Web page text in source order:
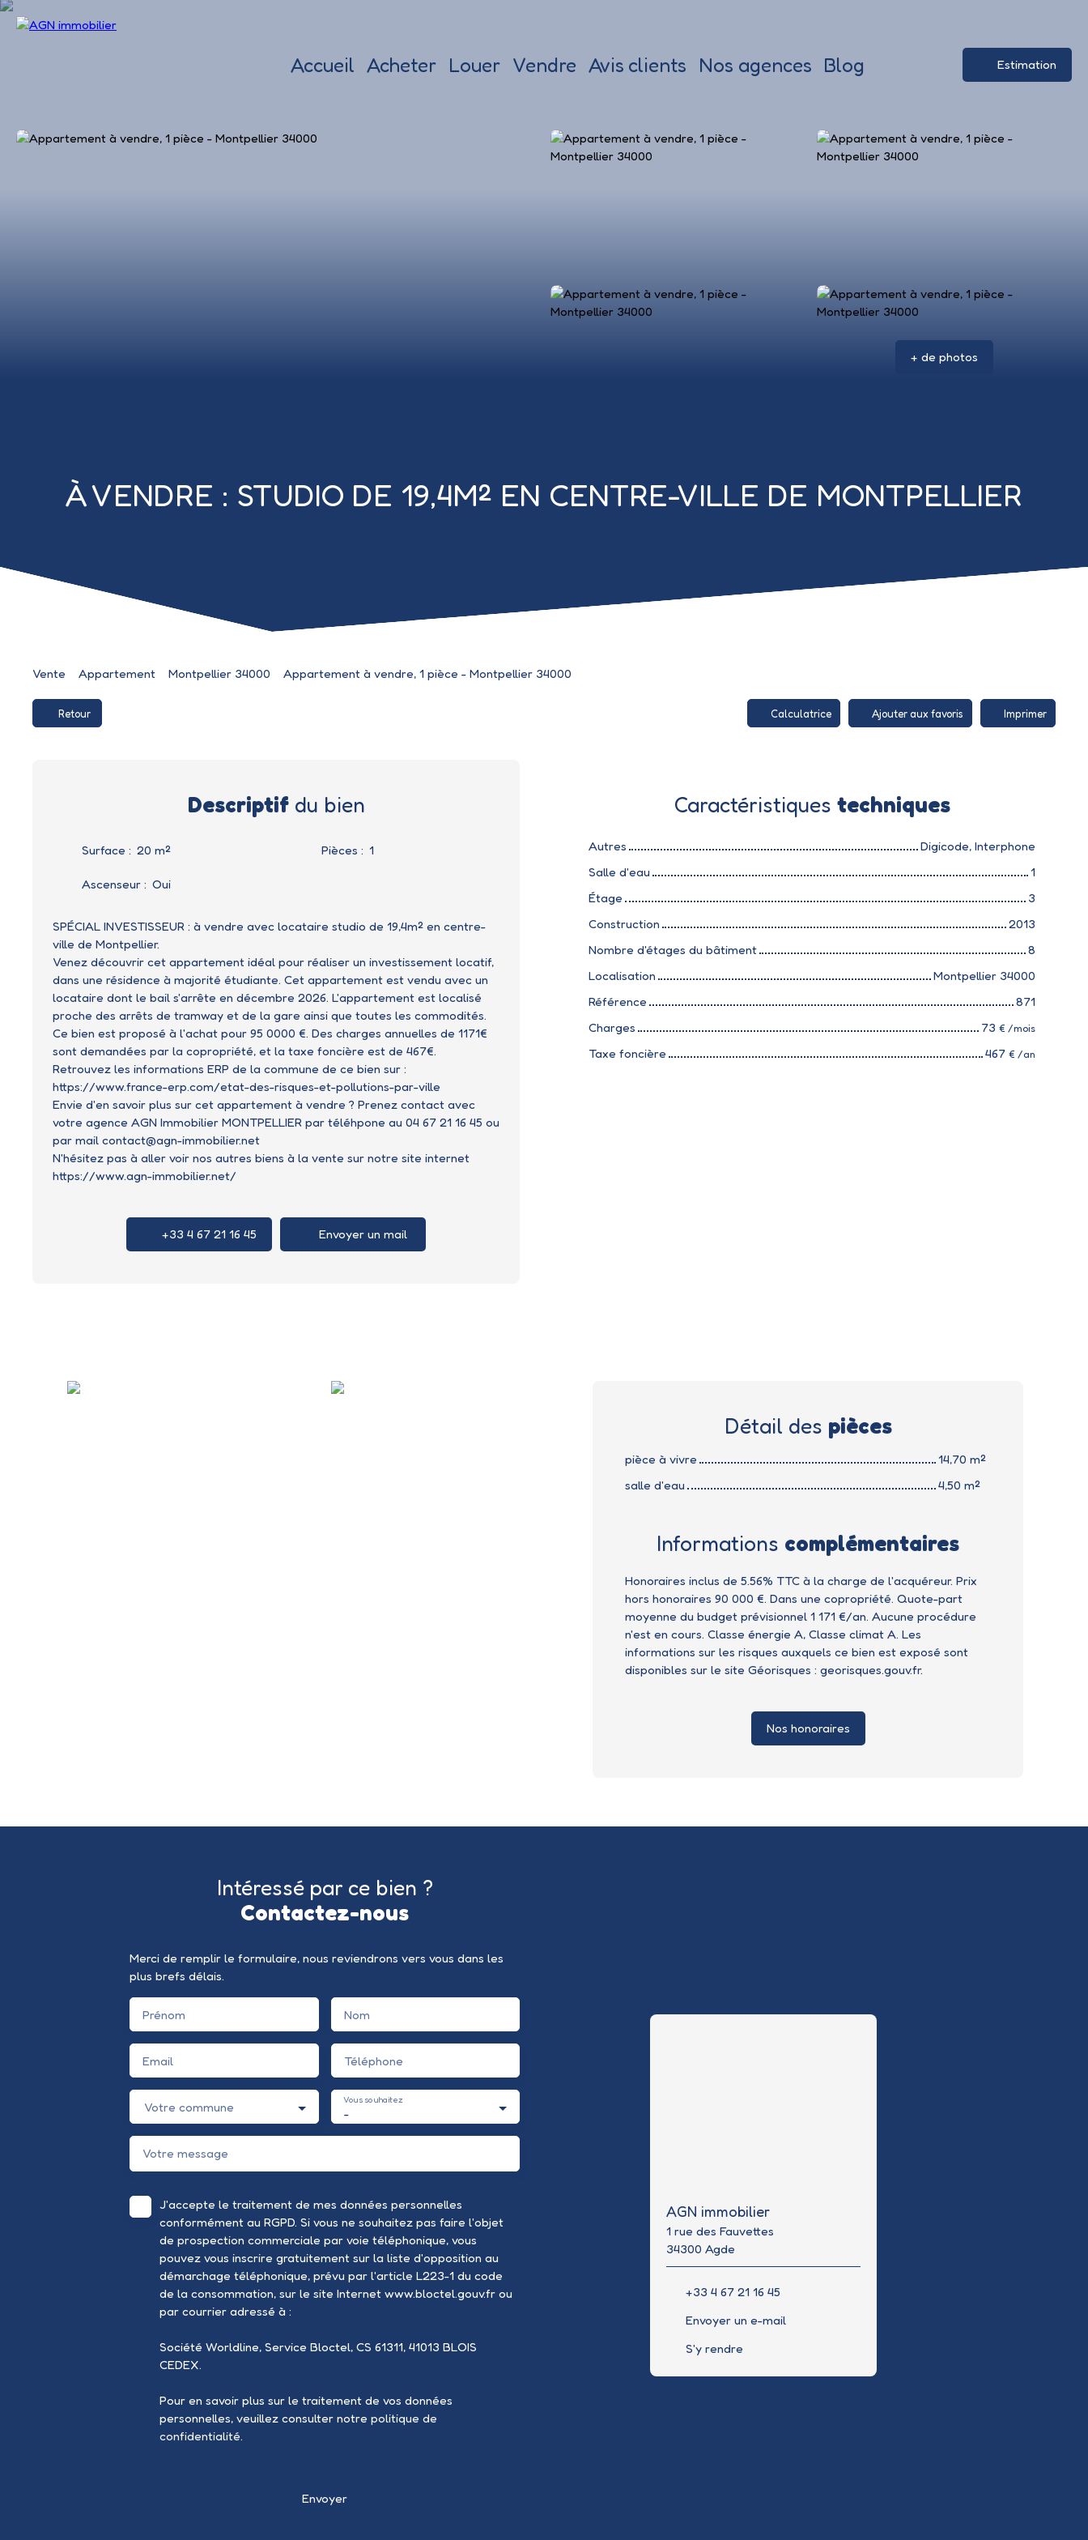
Accueil Acheter Louer Vendre Avis clients Nos agences Blog Estimation
+ de photos
À VENDRE : STUDIO DE 19,4M² EN CENTRE-VILLE DE MONTPELLIER
Vente Appartement Montpellier 34000 Appartement à vendre, 1 pièce - Montpellier 34000
Retour Calculatrice Ajouter aux favoris Imprimer
Descriptifdu bien
Surface : 20 m² Pièces : 1
Ascenseur : Oui
SPÉCIAL INVESTISSEUR : à vendre avec locataire studio de 19,4m² en centre-
ville de Montpellier.
Venez découvrir cet appartement idéal pour réaliser un investissement locatif,
dans une résidence à majorité étudiante. Cet appartement est vendu avec un
locataire dont le bail s'arrête en décembre 2026. L'appartement est localisé
proche des arrêts de tramway et de la gare ainsi que toutes les commodités.
Ce bien est proposé à l'achat pour 95 0000 €. Des charges annuelles de 1171€
sont demandées par la copropriété, et la taxe foncière est de 467€.
Retrouvez les informations ERP de la commune de ce bien sur :
https://www.france-erp.com/etat-des-risques-et-pollutions-par-ville
Envie d'en savoir plus sur cet appartement à vendre ? Prenez contact avec
votre agence AGN Immobilier MONTPELLIER par téléhpone au 04 67 21 16 45 ou
par mail contact@agn-immobilier.net
N'hésitez pas à aller voir nos autres biens à la vente sur notre site internet
https://www.agn-immobilier.net/
+33 4 67 21 16 45 Envoyer un mail
Caractéristiques techniques
Autres
Digicode, Interphone
Salle d'eau
1
Étage
3
Construction
2013
Nombre d'étages du bâtiment
8
Localisation
Montpellier 34000
Référence
871
Charges
73 € /mois
Taxe foncière 467 € /an
Détail des pièces
pièce à vivre
14,70 m²
salle d'eau
4,50 m²
Informations complémentaires
Honoraires inclus de 5.56% TTC à la charge de l'acquéreur. Prix
hors honoraires 90 000 €. Dans une copropriété. Quote-part
moyenne du budget prévisionnel 1 171 €/an. Aucune procédure
n'est en cours. Classe énergie A, Classe climat A. Les
informations sur les risques auxquels ce bien est exposé sont
disponibles sur le site Géorisques : georisques.gouv.fr.
Nos honoraires
Intéressé par ce bien ?
Contactez-nous
Merci de remplir le formulaire, nous reviendrons vers vous dans les
plus brefs délais.
Prénom Nom
Email Téléphone
Votre commune -
Vous souhaitez
Votre message
J'accepte le traitement de mes données personnelles
conformément au RGPD. Si vous ne souhaitez pas faire l'objet
de prospection commerciale par voie téléphonique, vous
pouvez vous inscrire gratuitement sur la liste d'opposition au
démarchage téléphonique, prévu par l'article L223-1 du code
de la consommation, sur le site Internet www.bloctel.gouv.fr ou
par courrier adressé à :
Société Worldline, Service Bloctel, CS 61311, 41013 BLOIS
CEDEX.
Pour en savoir plus sur le traitement de vos données
personnelles, veuillez consulter notre politique de
confidentialité.
Envoyer
AGN immobilier
1 rue des Fauvettes
34300 Agde
+33 4 67 21 16 45
Envoyer un e-mail
S'y rendre